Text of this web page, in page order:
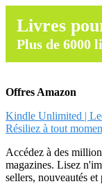
Livres
Plus de 6000
Offres Amazon
Kindle Unlimited |
Résiliez à tout
Accédez à des
magazines. Lisez
sellers, nouveautés